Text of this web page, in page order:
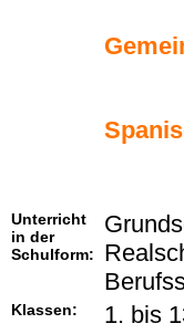
Unterricht
in der
Schulform:
Klassen: 1. bis